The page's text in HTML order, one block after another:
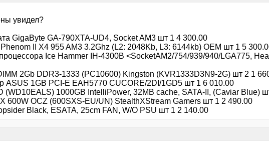
увидел?
GigaByte GA-790XTA-UD4, Socket AM3 шт 1 4 300.00
II X4 955 AM3 3.2Ghz (L2: 2048Kb, L3: 6144kb) OEM шт 1 5
Ice Hammer IH-4300B <SocketAM2/754/939/940/LGA775,
2Gb DDR3-1333 (PC10600) Kingston (KVR1333D3N9-2G) шт 2 1
ASUS 1GB PCI-E EAH5770 CUCORE/2DI/1GD5 шт 1 6 010.00
(WD10EALS) 1000GB IntelliPower, 32MB cache, SATA-II, (Caviar Blue)
600W OCZ (600SXS-EU/UN) StealthXStream Gamers шт 1 2 490.00
Black, ESATA, 25cm FAN, W/O PSU шт 1 2 140.00